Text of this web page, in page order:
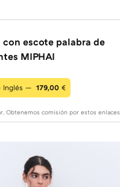
escote palabra de
MIPHAI
Inglés — 179,00 €
Obtenemos comisión por estos enlaces